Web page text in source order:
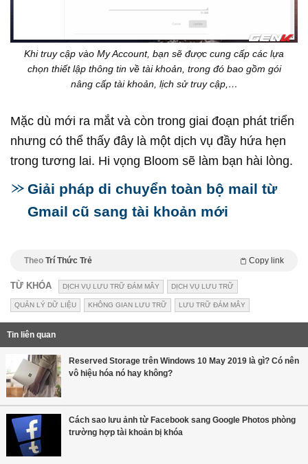
Khi truy cập vào My Account, bạn sẽ được cung cấp các lựa
chọn thiết lập thông tin về tài khoản, trong đó bao gồm gói
nâng cấp tài khoản, lịch sử truy cập,…
Mặc dù mới ra mắt và còn trong giai đoạn phát triển
nhưng có thể thấy đây là một dịch vụ đầy hứa hẹn
trong tương lai. Hi vọng Bloom sẽ làm bạn hài lòng.
Giải pháp di chuyển toàn bộ mail từ
Gmail cũ sang tài khoản mới
Theo Trí Thức Trẻ Copy link
TỪ KHÓA DỊCH VỤ LƯU TRỮ ĐÁM MÂY DỊCH VỤ LƯU TRỮ
QUẢN LÝ DỮ LIỆU KHÔNG GIAN LƯU TRỮ LƯU TRỮ ĐÁM MÂY
Tin liên quan
Reserved Storage trên Windows 10 May 2019 là gì? Có nên
vô hiệu hóa nó hay không?
Cách sao lưu ảnh từ Facebook sang Google Photos phòng
trường hợp tài khoản bị khóa